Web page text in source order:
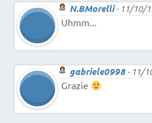
N.BMorelli- 11/10/
Uhmm...
gabriele0998- 11/
Grazie